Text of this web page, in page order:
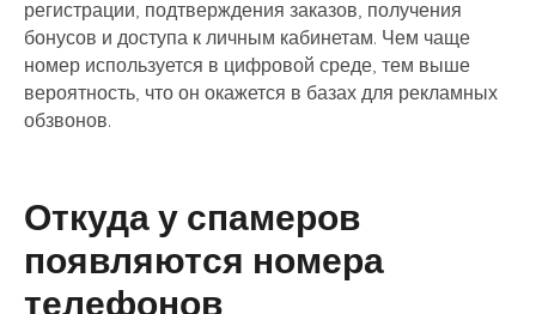
регистрации, подтверждения заказов, получения
бонусов и доступа к личным кабинетам. Чем чаще
номер используется в цифровой среде, тем выше
вероятность, что он окажется в базах для рекламных
обзвонов.
Откуда у спамеров
появляются номера